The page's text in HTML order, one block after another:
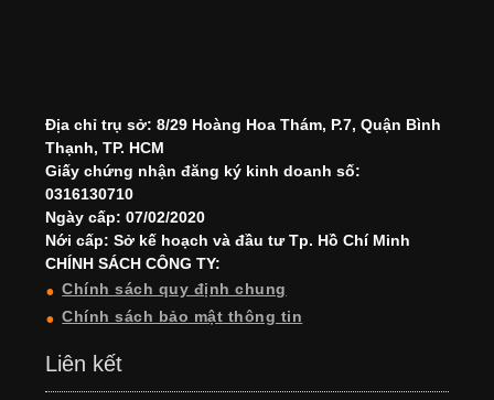
Địa chỉ trụ sở: 8/29 Hoàng Hoa Thám, P.7, Quận Bình
Thạnh, TP. HCM
Giấy chứng nhận đăng ký kinh doanh số:
0316130710
Ngày cấp: 07/02/2020
Nới cấp: Sở kế hoạch và đầu tư Tp. Hồ Chí Minh
CHÍNH SÁCH CÔNG TY:
Chính sách quy định chung
Chính sách bảo mật thông tin
Liên kết